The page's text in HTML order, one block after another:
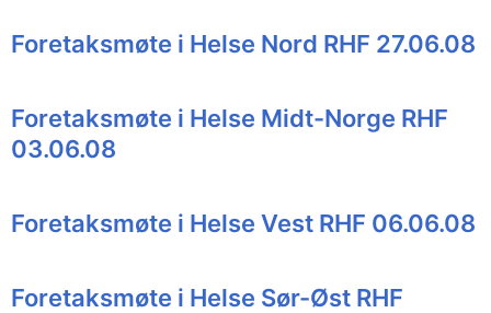
Foretaksmøte i Helse Nord RHF 27.06.08
Foretaksmøte i Helse Midt-Norge RHF
03.06.08
Foretaksmøte i Helse Vest RHF 06.06.08
Foretaksmøte i Helse Sør-Øst RHF